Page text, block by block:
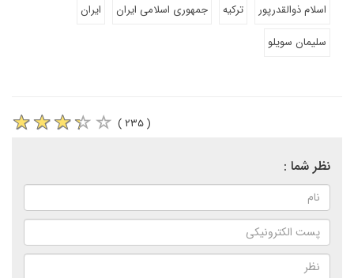
اسلام ذوالقدرپور
ترکیه جمهوری اسلامی ایران
ایران
سلیمان سویلو
( ۲۳۵ )
نظر شما :